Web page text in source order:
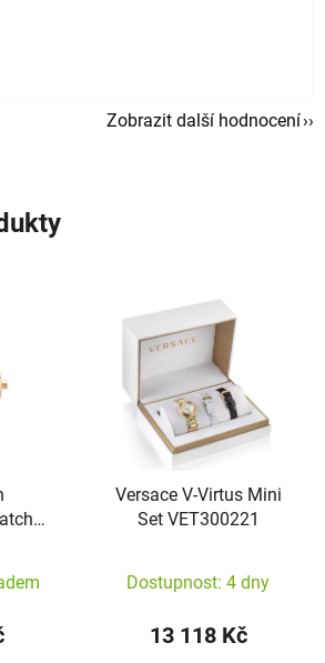
je 5 z 5 hvězdiček.
Zobrazit další hodnocení
Versace V-Virtus Mini
Set VET300221
Dostupnost: 4 dny
13 118 Kč